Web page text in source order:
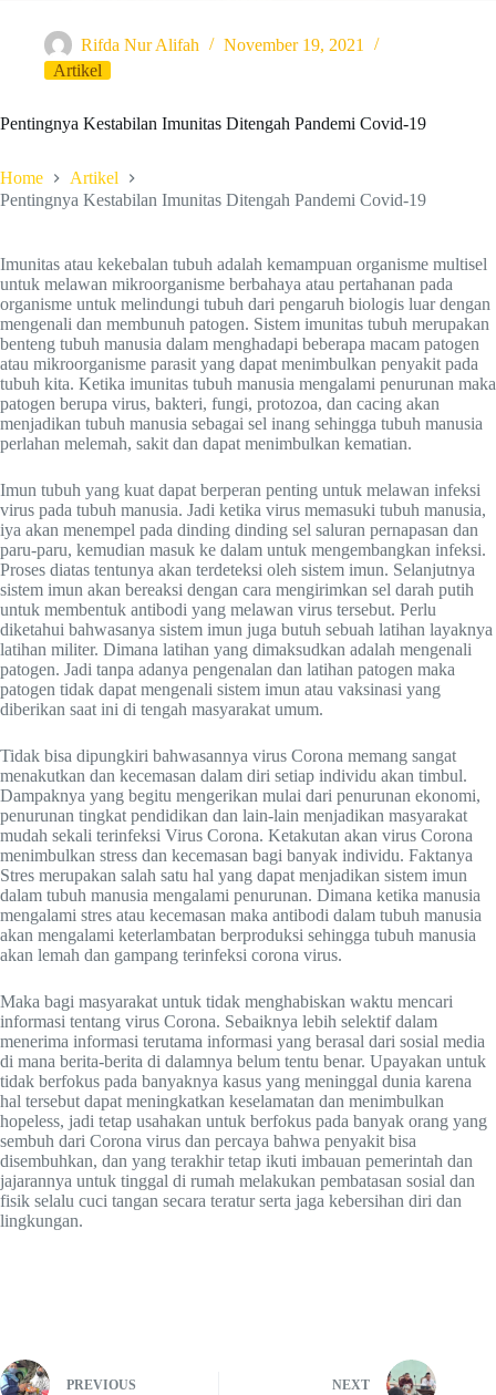
Rifda Nur Alifah
November 19, 2021
Artikel
Pentingnya Kestabilan Imunitas Ditengah Pandemi Covid-19
Home
Artikel
Pentingnya Kestabilan Imunitas Ditengah Pandemi Covid-19
Imunitas atau kekebalan tubuh adalah kemampuan organisme multisel
untuk melawan mikroorganisme berbahaya atau pertahanan pada
organisme untuk melindungi tubuh dari pengaruh biologis luar dengan
mengenali dan membunuh patogen. Sistem imunitas tubuh merupakan
benteng tubuh manusia dalam menghadapi beberapa macam patogen
atau mikroorganisme parasit yang dapat menimbulkan penyakit pada
tubuh kita. Ketika imunitas tubuh manusia mengalami penurunan maka
patogen berupa virus, bakteri, fungi, protozoa, dan cacing akan
menjadikan tubuh manusia sebagai sel inang sehingga tubuh manusia
perlahan melemah, sakit dan dapat menimbulkan kematian.
Imun tubuh yang kuat dapat berperan penting untuk melawan infeksi
virus pada tubuh manusia. Jadi ketika virus memasuki tubuh manusia,
iya akan menempel pada dinding dinding sel saluran pernapasan dan
paru-paru, kemudian masuk ke dalam untuk mengembangkan infeksi.
Proses diatas tentunya akan terdeteksi oleh sistem imun. Selanjutnya
sistem imun akan bereaksi dengan cara mengirimkan sel darah putih
untuk membentuk antibodi yang melawan virus tersebut. Perlu
diketahui bahwasanya sistem imun juga butuh sebuah latihan layaknya
latihan militer. Dimana latihan yang dimaksudkan adalah mengenali
patogen. Jadi tanpa adanya pengenalan dan latihan patogen maka
patogen tidak dapat mengenali sistem imun atau vaksinasi yang
diberikan saat ini di tengah masyarakat umum.
Tidak bisa dipungkiri bahwasannya virus Corona memang sangat
menakutkan dan kecemasan dalam diri setiap individu akan timbul.
Dampaknya yang begitu mengerikan mulai dari penurunan ekonomi,
penurunan tingkat pendidikan dan lain-lain menjadikan masyarakat
mudah sekali terinfeksi Virus Corona. Ketakutan akan virus Corona
menimbulkan stress dan kecemasan bagi banyak individu. Faktanya
Stres merupakan salah satu hal yang dapat menjadikan sistem imun
dalam tubuh manusia mengalami penurunan. Dimana ketika manusia
mengalami stres atau kecemasan maka antibodi dalam tubuh manusia
akan mengalami keterlambatan berproduksi sehingga tubuh manusia
akan lemah dan gampang terinfeksi corona virus.
Maka bagi masyarakat untuk tidak menghabiskan waktu mencari
informasi tentang virus Corona. Sebaiknya lebih selektif dalam
menerima informasi terutama informasi yang berasal dari sosial media
di mana berita-berita di dalamnya belum tentu benar. Upayakan untuk
tidak berfokus pada banyaknya kasus yang meninggal dunia karena
hal tersebut dapat meningkatkan keselamatan dan menimbulkan
hopeless, jadi tetap usahakan untuk berfokus pada banyak orang yang
sembuh dari Corona virus dan percaya bahwa penyakit bisa
disembuhkan, dan yang terakhir tetap ikuti imbauan pemerintah dan
jajarannya untuk tinggal di rumah melakukan pembatasan sosial dan
fisik selalu cuci tangan secara teratur serta jaga kebersihan diri dan
lingkungan.
PREVIOUS NEXT